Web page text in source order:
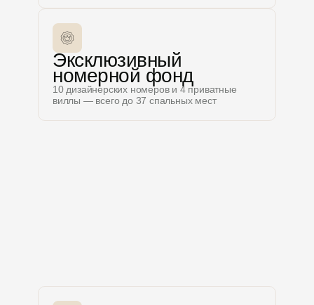
Эксклюзивный
номерной фонд
10 дизайнерских номеров и 4 приватные
виллы — всего до 37 спальных мест